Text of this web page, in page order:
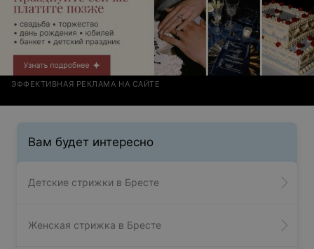
ЭФФЕКТИВНАЯ РЕКЛАМА НА САЙТЕ
Вам будет интересно
Детские стрижки в Бресте
Женская стрижка в Бресте